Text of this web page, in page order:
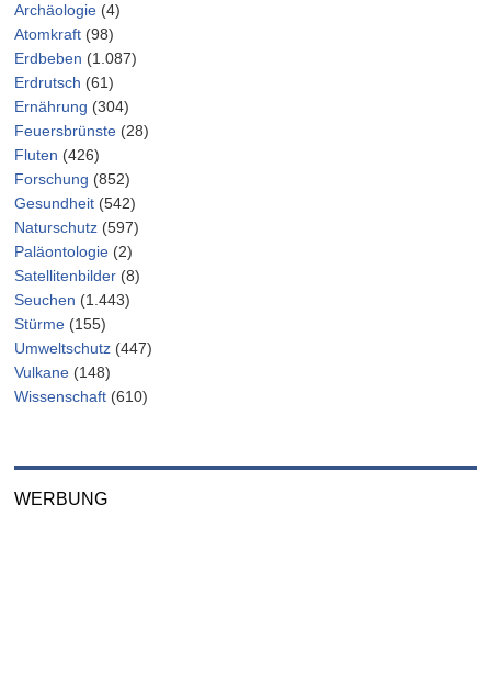
Archäologie (4)
Atomkraft (98)
Erdbeben (1.087)
Erdrutsch (61)
Ernährung (304)
Feuersbrünste (28)
Fluten (426)
Forschung (852)
Gesundheit (542)
Naturschutz (597)
Paläontologie (2)
Satellitenbilder (8)
Seuchen (1.443)
Stürme (155)
Umweltschutz (447)
Vulkane (148)
Wissenschaft (610)
WERBUNG